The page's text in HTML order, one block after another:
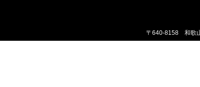
〒640-8158 和歌